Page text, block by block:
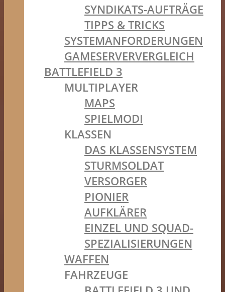
SYNDIKATS-AUFTRÄGE
TIPPS & TRICKS
SYSTEMANFORDERUNGEN
GAMESERVERVERGLEICH
BATTLEFIELD 3
MULTIPLAYER
MAPS
SPIELMODI
KLASSEN
DAS KLASSENSYSTEM
STURMSOLDAT
VERSORGER
PIONIER
AUFKLÄRER
EINZEL UND SQUAD-
SPEZIALISIERUNGEN
WAFFEN
FAHRZEUGE